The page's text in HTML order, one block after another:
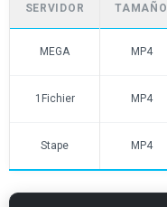
SERVIDOR TAMAÑO
MEGA MP4
1Fichier MP4
Stape MP4